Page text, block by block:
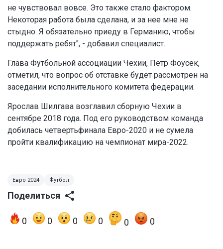
не чувствовал вовсе. Это также стало фактором.
Некоторая работа была сделана, и за нее мне не
стыдно. Я обязательно приеду в Германию, чтобы
поддержать ребят", - добавил специалист.
Глава Футбольной ассоциации Чехии, Петр Фоусек,
отметил, что вопрос об отставке будет рассмотрен на
заседании исполнительного комитета федерации.
Ярослав Шилгава возглавил сборную Чехии в
сентябре 2018 года. Под его руководством команда
добилась четвертьфинала Евро-2020 и не сумела
пройти квалификацию на чемпионат мира-2022.
Евро-2024 Футбол
Поделиться
0 0 0 0 0 0